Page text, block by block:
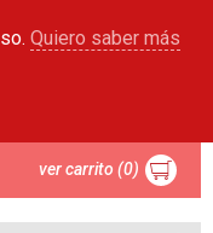
Quiero saber más
ver carrito (0)